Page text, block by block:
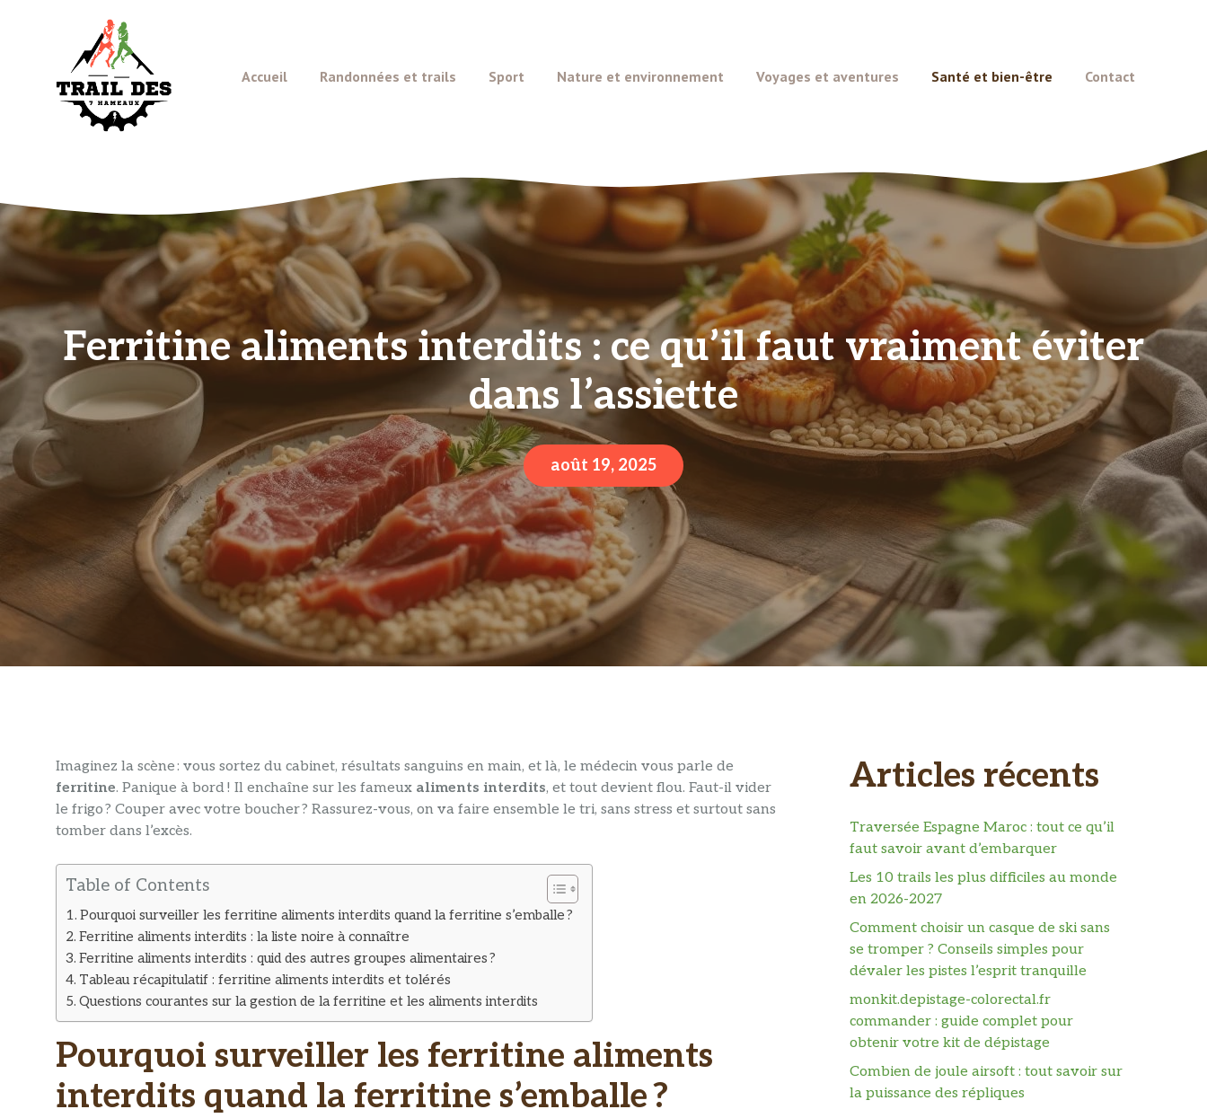
Accueil Randonnées et trails Sport Nature et environnement Voyages et aventures Santé et bien-être Contact
Ferritine aliments interdits : ce qu’il faut vraiment éviter
dans l’assiette
août 19, 2025
Imaginez la scène : vous sortez du cabinet, résultats sanguins en main, et là, le médecin vous parle de
ferritine. Panique à bord ! Il enchaîne sur les fameux aliments interdits, et tout devient flou. Faut-il vider
le frigo ? Couper avec votre boucher ? Rassurez-vous, on va faire ensemble le tri, sans stress et surtout sans
tomber dans l’excès.
Table of Contents
Pourquoi surveiller les ferritine aliments interdits quand la ferritine s’emballe ?
Ferritine aliments interdits : la liste noire à connaître
Ferritine aliments interdits : quid des autres groupes alimentaires ?
Tableau récapitulatif : ferritine aliments interdits et tolérés
Questions courantes sur la gestion de la ferritine et les aliments interdits
Pourquoi surveiller les ferritine aliments
interdits quand la ferritine s’emballe ?
Articles récents
Traversée Espagne Maroc : tout ce qu’il
faut savoir avant d’embarquer
Les 10 trails les plus difficiles au monde
en 2026-2027
Comment choisir un casque de ski sans
se tromper ? Conseils simples pour
dévaler les pistes l’esprit tranquille
monkit.depistage-colorectal.fr
commander : guide complet pour
obtenir votre kit de dépistage
Combien de joule airsoft : tout savoir sur
la puissance des répliques